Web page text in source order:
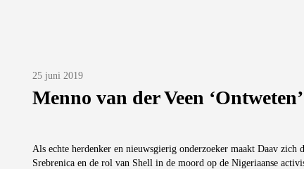
Posted
on
25 juni 2019
Menno van der Veen ‘Ontweten’
Als echte herdenker en nieuwsgierig onderzoeker maakt Daav zich
Srebrenica en de rol van Shell in de moord op de Nigeriaanse